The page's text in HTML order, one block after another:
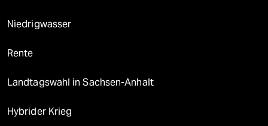
Niedrigwasser
Rente
Landtagswahl in Sachsen-Anhalt
Hybrider Krieg